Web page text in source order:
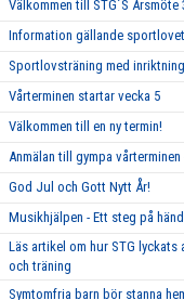
Välkommen till STG´S Årsmöte
Information gällande
Sportlovsträning med
Vårterminen startar vecka 5
Välkommen till en ny termin!
Anmälan till gympa vårterminen
God Jul och Gott Nytt År!
Musikhjälpen - Ett steg på
Läs artikel om hur STG
och träning
Symtomfria barn bör stanna